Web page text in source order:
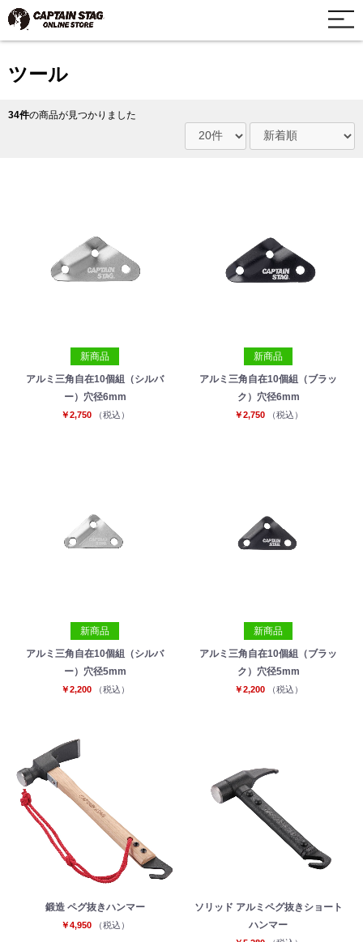
ツール
34件の商品が見つかりました
新商品
アルミ三角自在10個組（シルバ
ー）穴径6mm
￥2,750 （税込）
新商品
アルミ三角自在10個組（ブラッ
ク）穴径6mm
￥2,750 （税込）
新商品
アルミ三角自在10個組（シルバ
ー）穴径5mm
￥2,200 （税込）
新商品
アルミ三角自在10個組（ブラッ
ク）穴径5mm
￥2,200 （税込）
鍛造 ペグ抜きハンマー
￥4,950 （税込）
ソリッド アルミペグ抜きショート
ハンマー